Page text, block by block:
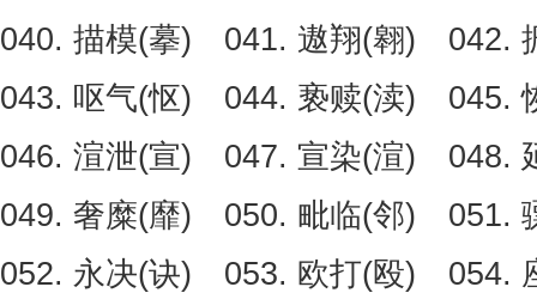
040. 描模(摹) 041. 遨翔(翱) 042.
043. 呕气(怄) 044. 亵赎(渎) 045.
046. 渲泄(宣) 047. 宣染(渲) 048.
049. 奢糜(靡) 050. 毗临(邻) 051.
052. 永决(诀) 053. 欧打(殴) 054.